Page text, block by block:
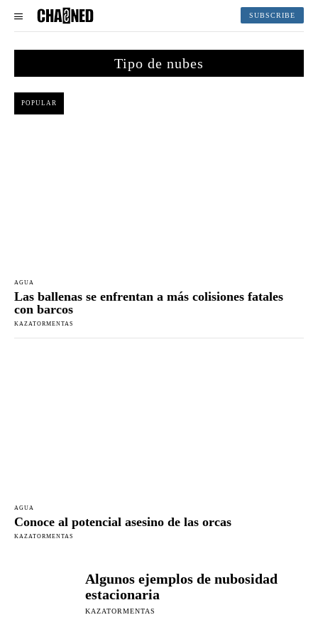
SUBSCRIBE
Tipo de nubes
POPULAR
AGUA
Las ballenas se enfrentan a más colisiones fatales
con barcos
KAZATORMENTAS
AGUA
Conoce al potencial asesino de las orcas
KAZATORMENTAS
Algunos ejemplos de nubosidad
estacionaria
KAZATORMENTAS